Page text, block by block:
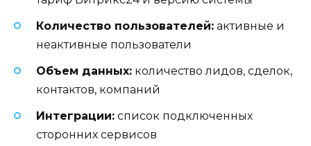
Количество пользователей: активные и
неактивные пользователи
Объем данных: количество лидов, сделок,
контактов, компаний
Интеграции: список подключенных
сторонних сервисов